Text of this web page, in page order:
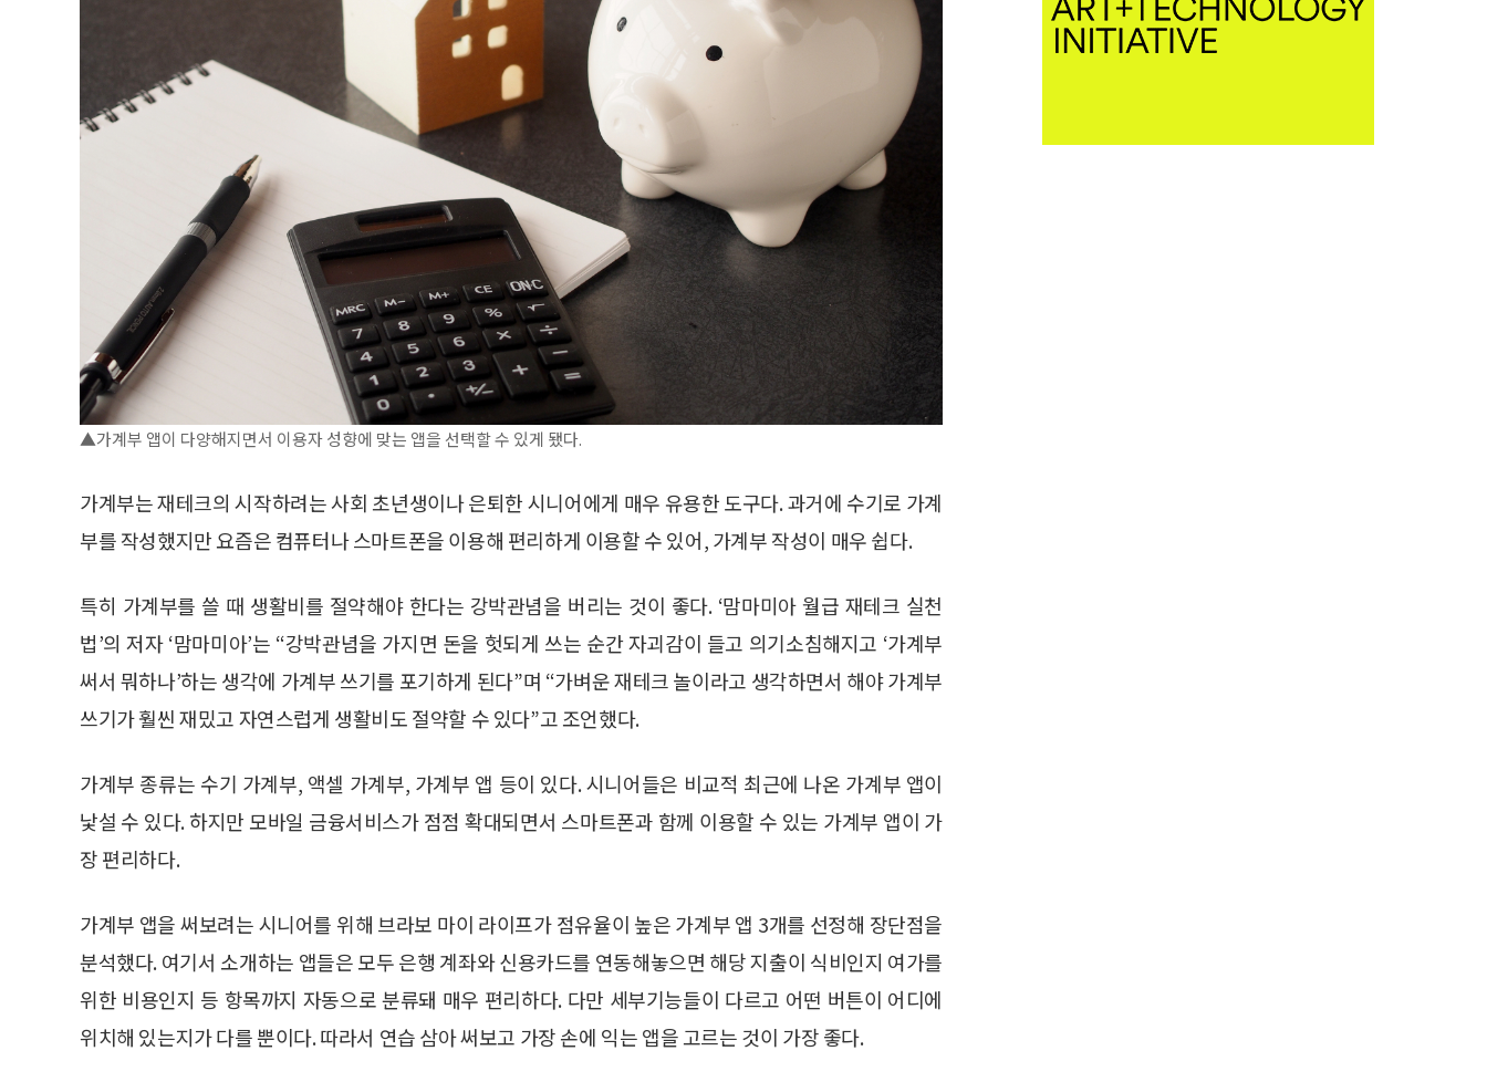
▲가계부 앱이 다양해지면서 이용자 성향에 맞는 앱을 선택할 수 있게 됐다.
가계부는 재테크의 시작하려는 사회 초년생이나 은퇴한 시니어에게 매우 유용한 도구다. 과거에 수기로 가계
부를 작성했지만 요즘은 컴퓨터나 스마트폰을 이용해 편리하게 이용할 수 있어, 가계부 작성이 매우 쉽다.
특히 가계부를 쓸 때 생활비를 절약해야 한다는 강박관념을 버리는 것이 좋다. ‘맘마미아 월급 재테크 실천
법’의 저자 ‘맘마미아’는 “강박관념을 가지면 돈을 헛되게 쓰는 순간 자괴감이 들고 의기소침해지고 ‘가계부
써서 뭐하나’하는 생각에 가계부 쓰기를 포기하게 된다”며 “가벼운 재테크 놀이라고 생각하면서 해야 가계부
쓰기가 훨씬 재밌고 자연스럽게 생활비도 절약할 수 있다”고 조언했다.
가계부 종류는 수기 가계부, 액셀 가계부, 가계부 앱 등이 있다. 시니어들은 비교적 최근에 나온 가계부 앱이
낯설 수 있다. 하지만 모바일 금융서비스가 점점 확대되면서 스마트폰과 함께 이용할 수 있는 가계부 앱이 가
장 편리하다.
가계부 앱을 써보려는 시니어를 위해 브라보 마이 라이프가 점유율이 높은 가계부 앱 3개를 선정해 장단점을
분석했다. 여기서 소개하는 앱들은 모두 은행 계좌와 신용카드를 연동해놓으면 해당 지출이 식비인지 여가를
위한 비용인지 등 항목까지 자동으로 분류돼 매우 편리하다. 다만 세부기능들이 다르고 어떤 버튼이 어디에
위치해 있는지가 다를 뿐이다. 따라서 연습 삼아 써보고 가장 손에 익는 앱을 고르는 것이 가장 좋다.